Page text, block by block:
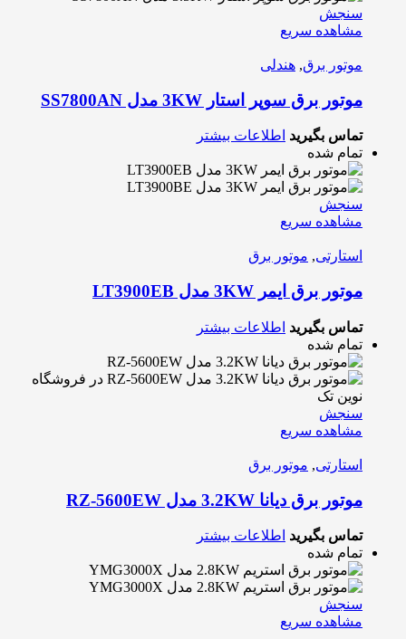
سنجش
مشاهده سریع
موتور برق, هندلی
موتور برق سوپر استار 3KW مدل SS7800AN
تماس بگیرید اطلاعات بیشتر
تمام شده
سنجش
مشاهده سریع
استارتی, موتور برق
موتور برق ایمر 3KW مدل LT3900EB
تماس بگیرید اطلاعات بیشتر
تمام شده
سنجش
مشاهده سریع
استارتی, موتور برق
موتور برق دیانا 3.2KW مدل RZ-5600EW
تماس بگیرید اطلاعات بیشتر
تمام شده
سنجش
مشاهده سریع